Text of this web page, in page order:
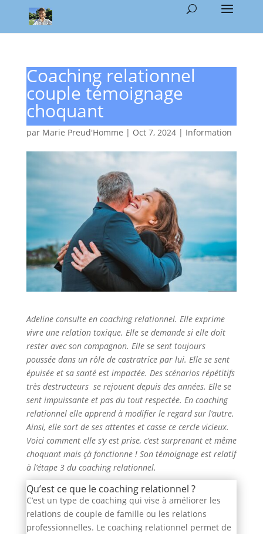
Coaching relationnel
couple témoignage
choquant
par Marie Preud'Homme | Oct 7, 2024| Information
Adeline consulte en coaching relationnel. Elle exprime
vivre une relation toxique. Elle se demande si elle doit
rester avec son compagnon. Elle se sent toujours
poussée dans un rôle de castratrice par lui. Elle se sent
épuisée et sa santé est impactée. Des scénarios répétitifs
très destructeurs se rejouent depuis des années. Elle se
sent impuissante et pas du tout respectée. En coaching
relationnel elle apprend à modifier le regard sur l’autre.
Ainsi, elle sort de ses attentes et casse ce cercle vicieux.
Voici comment elle s’y est prise, c’est surprenant et même
choquant mais çà fonctionne ! Son témoignage est relatif
à l’étape 3 du coaching relationnel.
Qu’est ce que le coaching relationnel ?
C’est un type de coaching qui vise à améliorer les
relations de couple de famille ou les relations
professionnelles. Le coaching relationnel permet de